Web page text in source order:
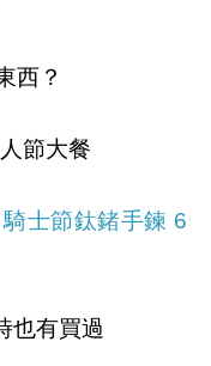
西？
節大餐
騎士節鈦鍺手鍊 6
也有買過